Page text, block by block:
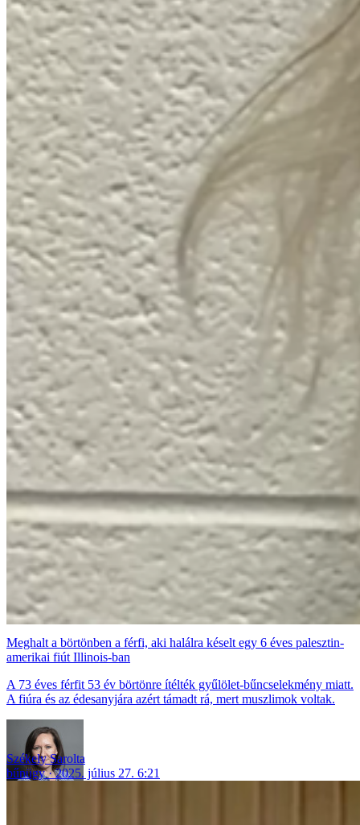
Meghalt a börtönben a férfi, aki halálra késelt egy 6 éves palesztin-
amerikai fiút Illinois-ban
A 73 éves férfit 53 év börtönre ítélték gyűlölet-bűncselekmény miatt.
A fiúra és az édesanyjára azért támadt rá, mert muszlimok voltak.
Székely Sarolta
bűnügy
2025. július 27. 6:21